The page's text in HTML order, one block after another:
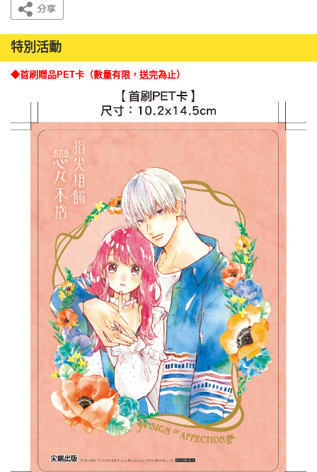
特別活動
◆首刷贈品PET卡（數量有限，送完為止）